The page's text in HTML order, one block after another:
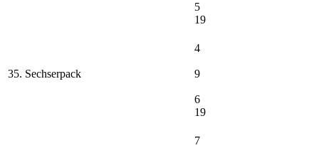
5
19
35. Sechserpack
4
9
6
19
7